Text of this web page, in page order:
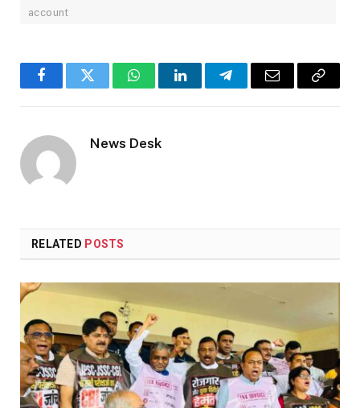
account
FacebookTwitter WhatsAppLinkedInTelegramEmail
Copy
News Desk
RELATED POSTS